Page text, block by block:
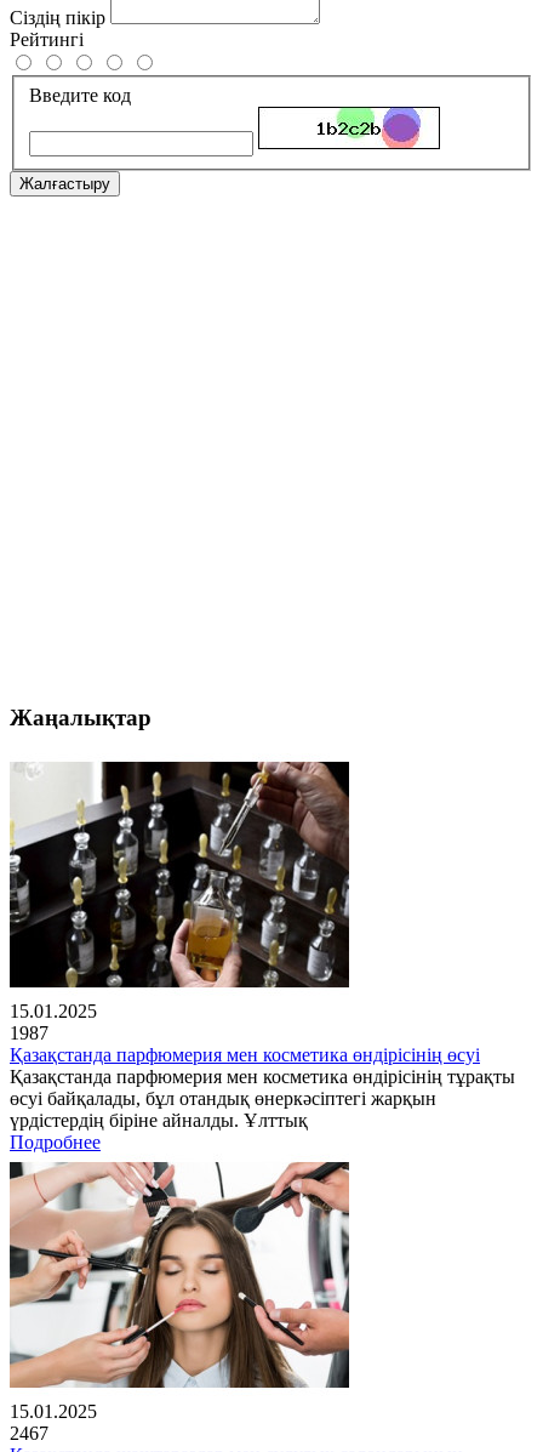
Сіздің пікір
Рейтингі
Введите код
Жалғастыру
Жаңалықтар
15.01.2025
1987
Қазақстанда парфюмерия мен косметика өндірісінің өсуі
Қазақстанда парфюмерия мен косметика өндірісінің тұрақты
өсуі байқалады, бұл отандық өнеркәсіптегі жарқын
үрдістердің біріне айналды. Ұлттық
Подробнее
15.01.2025
2467